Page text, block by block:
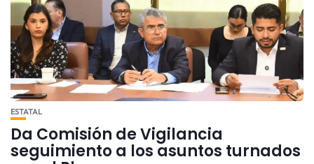
ESTATAL
Da Comisión de Vigilancia
seguimiento a los asuntos turnados